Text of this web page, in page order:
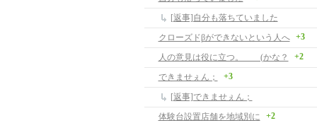
[返事]自分も落ちていました
クローズドβができないという人へ
+3
人の意見は役に立つ。 (かな？ +2
できませぇん； +3
[返事]できませぇん；
体験台設置店舗を地域別に
+2